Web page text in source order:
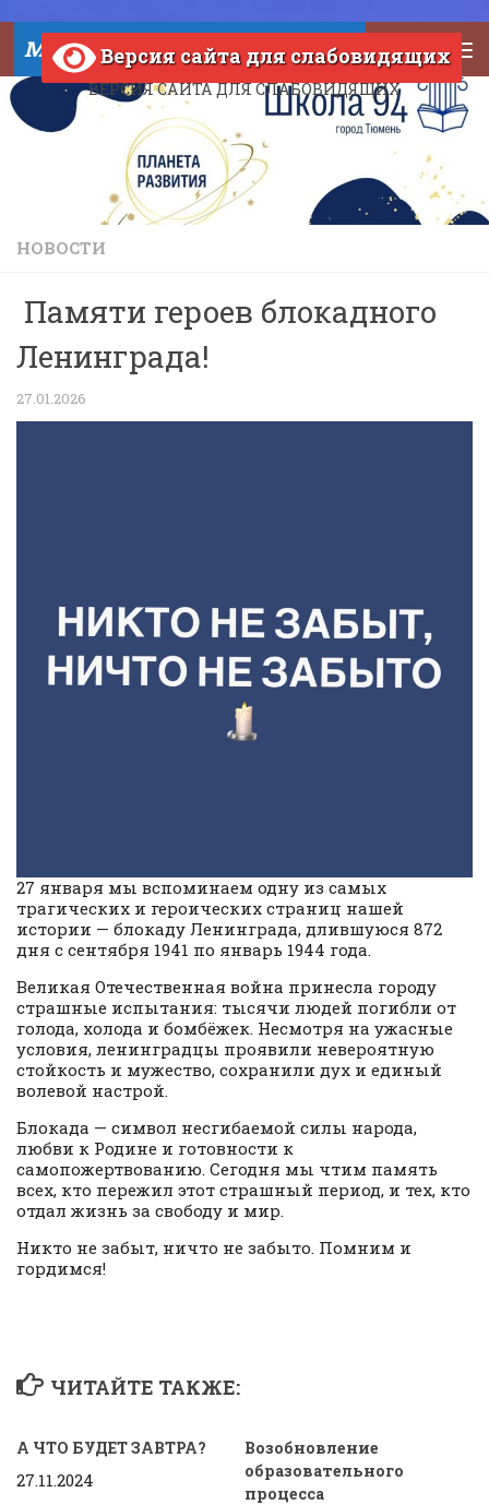
Skip to content
МАОУ СОШ №94 города Тюмени
ВЕРСИЯ САЙТА ДЛЯ СЛАБОВИДЯЩИХ
Версия сайта для слабовидящих
НОВОСТИ
Памяти героев блокадного
Ленинграда!
27.01.2026
27 января мы вспоминаем одну из самых
трагических и героических страниц нашей
истории — блокаду Ленинграда, длившуюся 872
дня с сентября 1941 по январь 1944 года.
Великая Отечественная война принесла городу
страшные испытания: тысячи людей погибли от
голода, холода и бомбёжек. Несмотря на ужасные
условия, ленинградцы проявили невероятную
стойкость и мужество, сохранили дух и единый
волевой настрой.
Блокада — символ несгибаемой силы народа,
любви к Родине и готовности к
самопожертвованию. Сегодня мы чтим память
всех, кто пережил этот страшный период, и тех, кто
отдал жизнь за свободу и мир.
Никто не забыт, ничто не забыто. Помним и
гордимся!
ЧИТАЙТЕ ТАКЖЕ:
А ЧТО БУДЕТ ЗАВТРА?
27.11.2024
Возобновление
образовательного
процесса